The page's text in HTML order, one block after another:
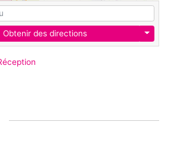
Obtenir des directions